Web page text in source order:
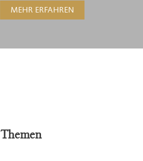
MEHR ERFAHREN
Themen